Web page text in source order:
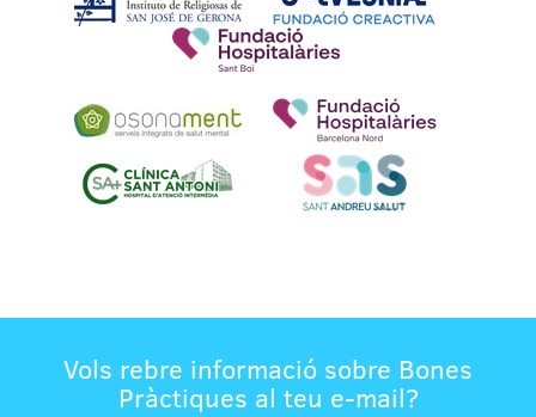
Vols rebre informació sobre Bones
Pràctiques al teu e-mail?